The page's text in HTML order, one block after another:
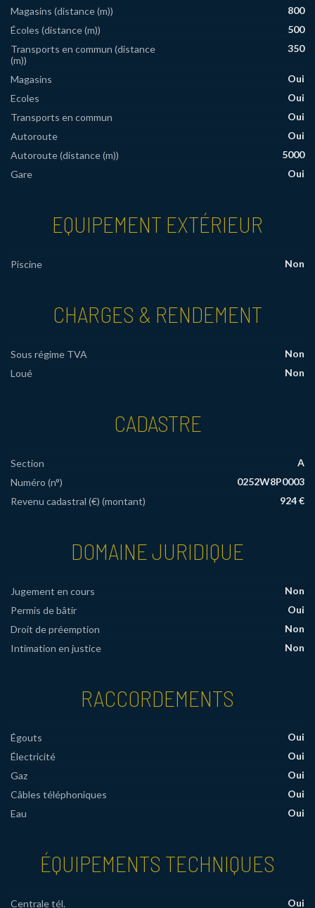
Magasins (distance (m))
800
Écoles (distance (m))
500
Transports en commun (distance
(m))
350
Magasins
Oui
Ecoles
Oui
Transports en commun
Oui
Autoroute
Oui
Autoroute (distance (m))
5000
Gare
Oui
EQUIPEMENT EXTÉRIEUR
Piscine Non
CHARGES & RENDEMENT
Sous régime TVA
Non
Loué
Non
CADASTRE
Section
A
Numéro (n°)
0252W8P0003
Revenu cadastral (€) (montant)
924 €
DOMAINE JURIDIQUE
Jugement en cours
Non
Permis de bâtir
Oui
Droit de préemption
Non
Intimation en justice
Non
RACCORDEMENTS
Égouts
Oui
Électricité
Oui
Gaz
Oui
Câbles téléphoniques
Oui
Eau
Oui
ÉQUIPEMENTS TECHNIQUES
Centrale tél. Oui